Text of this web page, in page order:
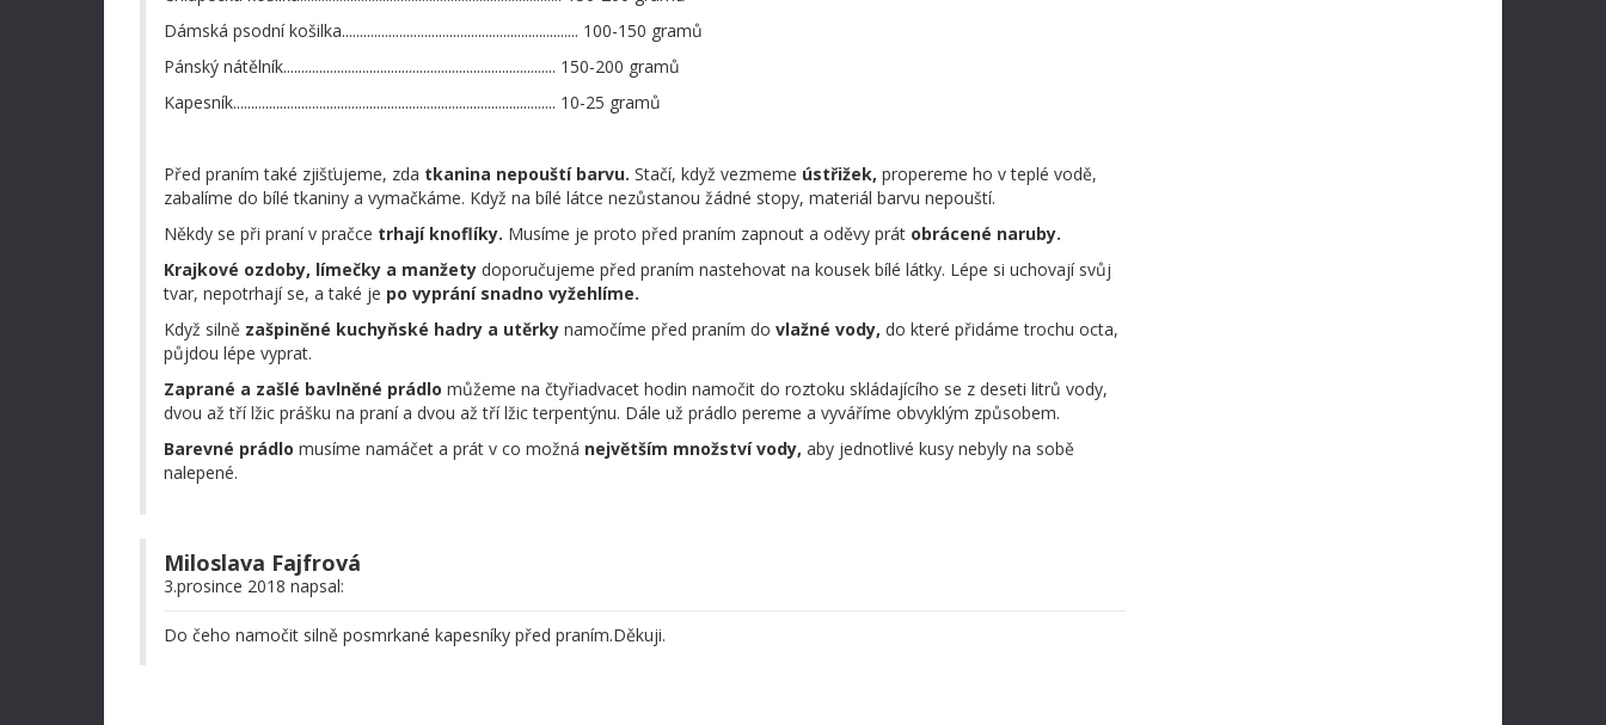
Dámská psodní košilka.................................................................. 100-150 gramů
Pánský nátělník............................................................................ 150-200 gramů
Kapesník.......................................................................................... 10-25 gramů
Před praním také zjišťujeme, zda tkanina nepouští barvu. Stačí, když vezmeme ústřižek, propereme ho v teplé vodě,
zabalíme do bílé tkaniny a vymačkáme. Když na bílé látce nezůstanou žádné stopy, materiál barvu nepouští.
Někdy se při praní v pračce trhají knoflíky. Musíme je proto před praním zapnout a oděvy prát obrácené naruby.
Krajkové ozdoby, límečky a manžety doporučujeme před praním nastehovat na kousek bílé látky. Lépe si uchovají svůj
tvar, nepotrhají se, a také je po vyprání snadno vyžehlíme.
Když silně zašpiněné kuchyňské hadry a utěrky namočíme před praním do vlažné vody, do které přidáme trochu octa,
půjdou lépe vyprat.
Zaprané a zašlé bavlněné prádlo můžeme na čtyřiadvacet hodin namočit do roztoku skládajícího se z deseti litrů vody,
dvou až tří lžic prášku na praní a dvou až tří lžic terpentýnu. Dále už prádlo pereme a vyváříme obvyklým způsobem.
Barevné prádlo musíme namáčet a prát v co možná největším množství vody, aby jednotlivé kusy nebyly na sobě
nalepené.
Miloslava Fajfrová
3.prosince 2018 napsal:
Do čeho namočit silně posmrkané kapesníky před praním.Děkuji.